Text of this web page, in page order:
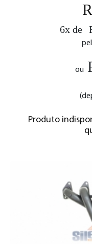
6x de
ou
Produto